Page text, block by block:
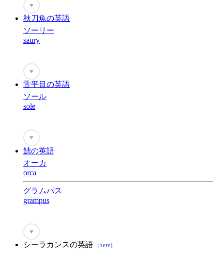
♥
秋刀魚の英語
ソーリー
saury
♥
舌平目の英語
ソール
sole
♥
鯱の英語
オーカ
orca
グラムパス
grampus
♥
シーラカンスの英語 [here]